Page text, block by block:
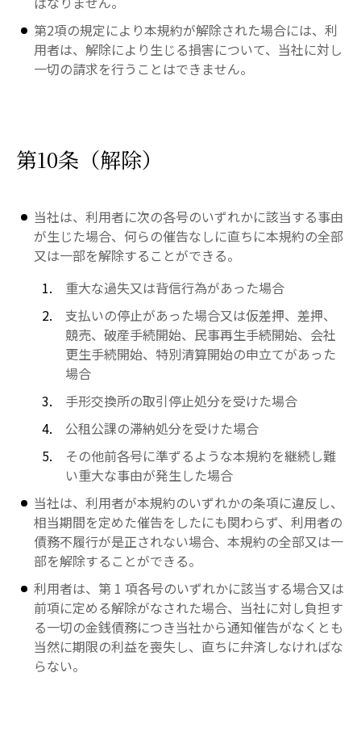
第2項の規定により本規約が解除された場合には、利
用者は、解除により生じる損害について、当社に対し
一切の請求を行うことはできません。
第10条（解除）
当社は、利用者に次の各号のいずれかに該当する事由
が生じた場合、何らの催告なしに直ちに本規約の全部
又は一部を解除することができる。
重大な過失又は背信行為があった場合
支払いの停止があった場合又は仮差押、差押、
競売、破産手続開始、民事再生手続開始、会社
更生手続開始、特別清算開始の申立てがあった
場合
手形交換所の取引停止処分を受けた場合
公租公課の滞納処分を受けた場合
その他前各号に準ずるような本規約を継続し難
い重大な事由が発生した場合
当社は、利用者が本規約のいずれかの条項に違反し、
相当期間を定めた催告をしたにも関わらず、利用者の
債務不履行が是正されない場合、本規約の全部又は一
部を解除することができる。
利用者は、第 1 項各号のいずれかに該当する場合又は
前項に定める解除がなされた場合、当社に対し負担す
る一切の金銭債務につき当社から通知催告がなくとも
当然に期限の利益を喪失し、直ちに弁済しなければな
らない。